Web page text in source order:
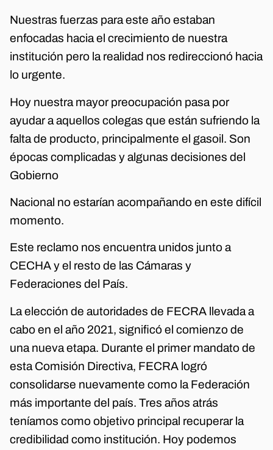
Nuestras fuerzas para este año estaban
enfocadas hacia el crecimiento de nuestra
institución pero la realidad nos redireccionó hacia
lo urgente.
Hoy nuestra mayor preocupación pasa por
ayudar a aquellos colegas que están sufriendo la
falta de producto, principalmente el gasoil. Son
épocas complicadas y algunas decisiones del
Gobierno
Nacional no estarían acompañando en este difícil
momento.
Este reclamo nos encuentra unidos junto a
CECHA y el resto de las Cámaras y
Federaciones del País.
La elección de autoridades de FECRA llevada a
cabo en el año 2021, significó el comienzo de
una nueva etapa. Durante el primer mandato de
esta Comisión Directiva, FECRA logró
consolidarse nuevamente como la Federación
más importante del país. Tres años atrás
teníamos como objetivo principal recuperar la
credibilidad como institución. Hoy podemos